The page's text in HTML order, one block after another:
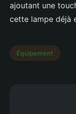
ajoutant une
cette lampe déjà
Équipement